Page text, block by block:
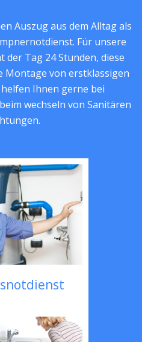
Auszug aus dem Alltag als
Für unsere
Tag 24 Stunden, diese
Montage von erstklassigen
Ihnen gerne bei
wechseln von Sanitären